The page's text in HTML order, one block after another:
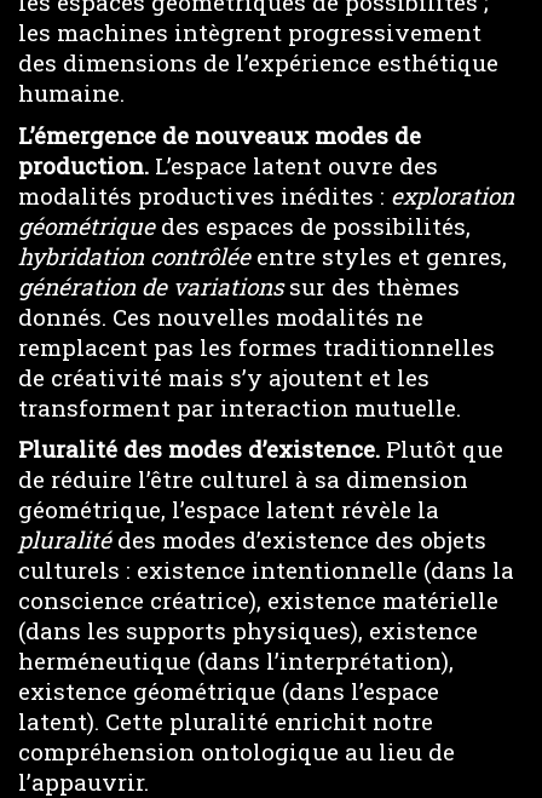
les machines intègrent progressivement
des dimensions de l’expérience esthétique
humaine.
L’émergence de nouveaux modes de
production. L’espace latent ouvre des
modalités productives inédites : exploration
géométriquedes espaces de possibilités,
hybridation contrôléeentre styles et genres,
génération de variationssur des thèmes
donnés. Ces nouvelles modalités ne
remplacent pas les formes traditionnelles
de créativité mais s’y ajoutent et les
transforment par interaction mutuelle.
Pluralité des modes d’existence. Plutôt que
de réduire l’être culturel à sa dimension
géométrique, l’espace latent révèle la
pluralitédes modes d’existence des objets
culturels : existence intentionnelle (dans la
conscience créatrice), existence matérielle
(dans les supports physiques), existence
herméneutique (dans l’interprétation),
existence géométrique (dans l’espace
latent). Cette pluralité enrichit notre
compréhension ontologique au lieu de
l’appauvrir.